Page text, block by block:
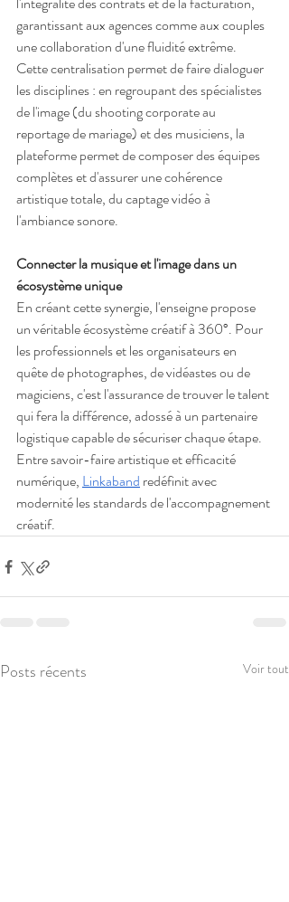
garantissant aux agences comme aux couples
une collaboration d'une fluidité extrême.
Cette centralisation permet de faire dialoguer
les disciplines : en regroupant des spécialistes
de l'image (du shooting corporate au
reportage de mariage) et des musiciens, la
plateforme permet de composer des équipes
complètes et d'assurer une cohérence
artistique totale, du captage vidéo à
l'ambiance sonore.
Connecter la musique et l'image dans un
écosystème unique
En créant cette synergie, l'enseigne propose
un véritable écosystème créatif à 360°. Pour
les professionnels et les organisateurs en
quête de photographes, de vidéastes ou de
magiciens, c'est l'assurance de trouver le talent
qui fera la différence, adossé à un partenaire
logistique capable de sécuriser chaque étape.
Entre savoir-faire artistique et efficacité
numérique, Linkaband redéfinit avec
modernité les standards de l'accompagnement
créatif.
Posts récents Voir tout